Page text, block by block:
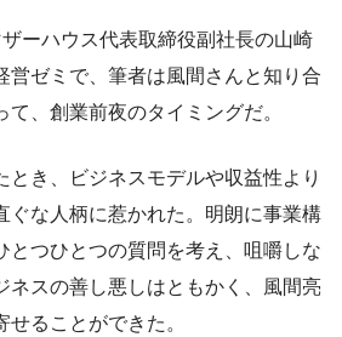
ーハウス代表取締役副社長の山崎
営ゼミで、筆者は風間さんと知り合
て、創業前夜のタイミングだ。
とき、ビジネスモデルや収益性より
ぐな人柄に惹かれた。明朗に事業構
とつひとつの質問を考え、咀嚼しな
ネスの善し悪しはともかく、風間亮
ることができた。